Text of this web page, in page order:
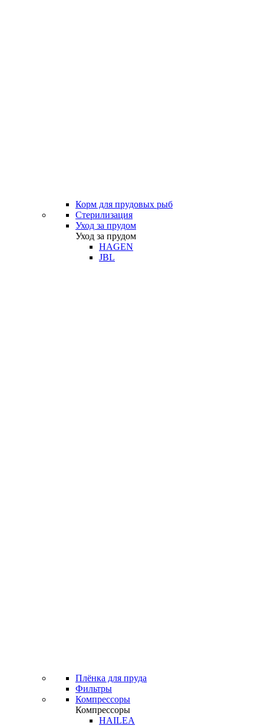
Корм для прудовых рыб
Стерилизация
Уход за прудом
Уход за прудом
HAGEN
JBL
Плёнка для пруда
Фильтры
Компрессоры
Компрессоры
HAILEA